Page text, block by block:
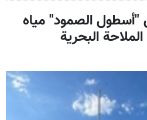
الصمود" مياه
البحرية